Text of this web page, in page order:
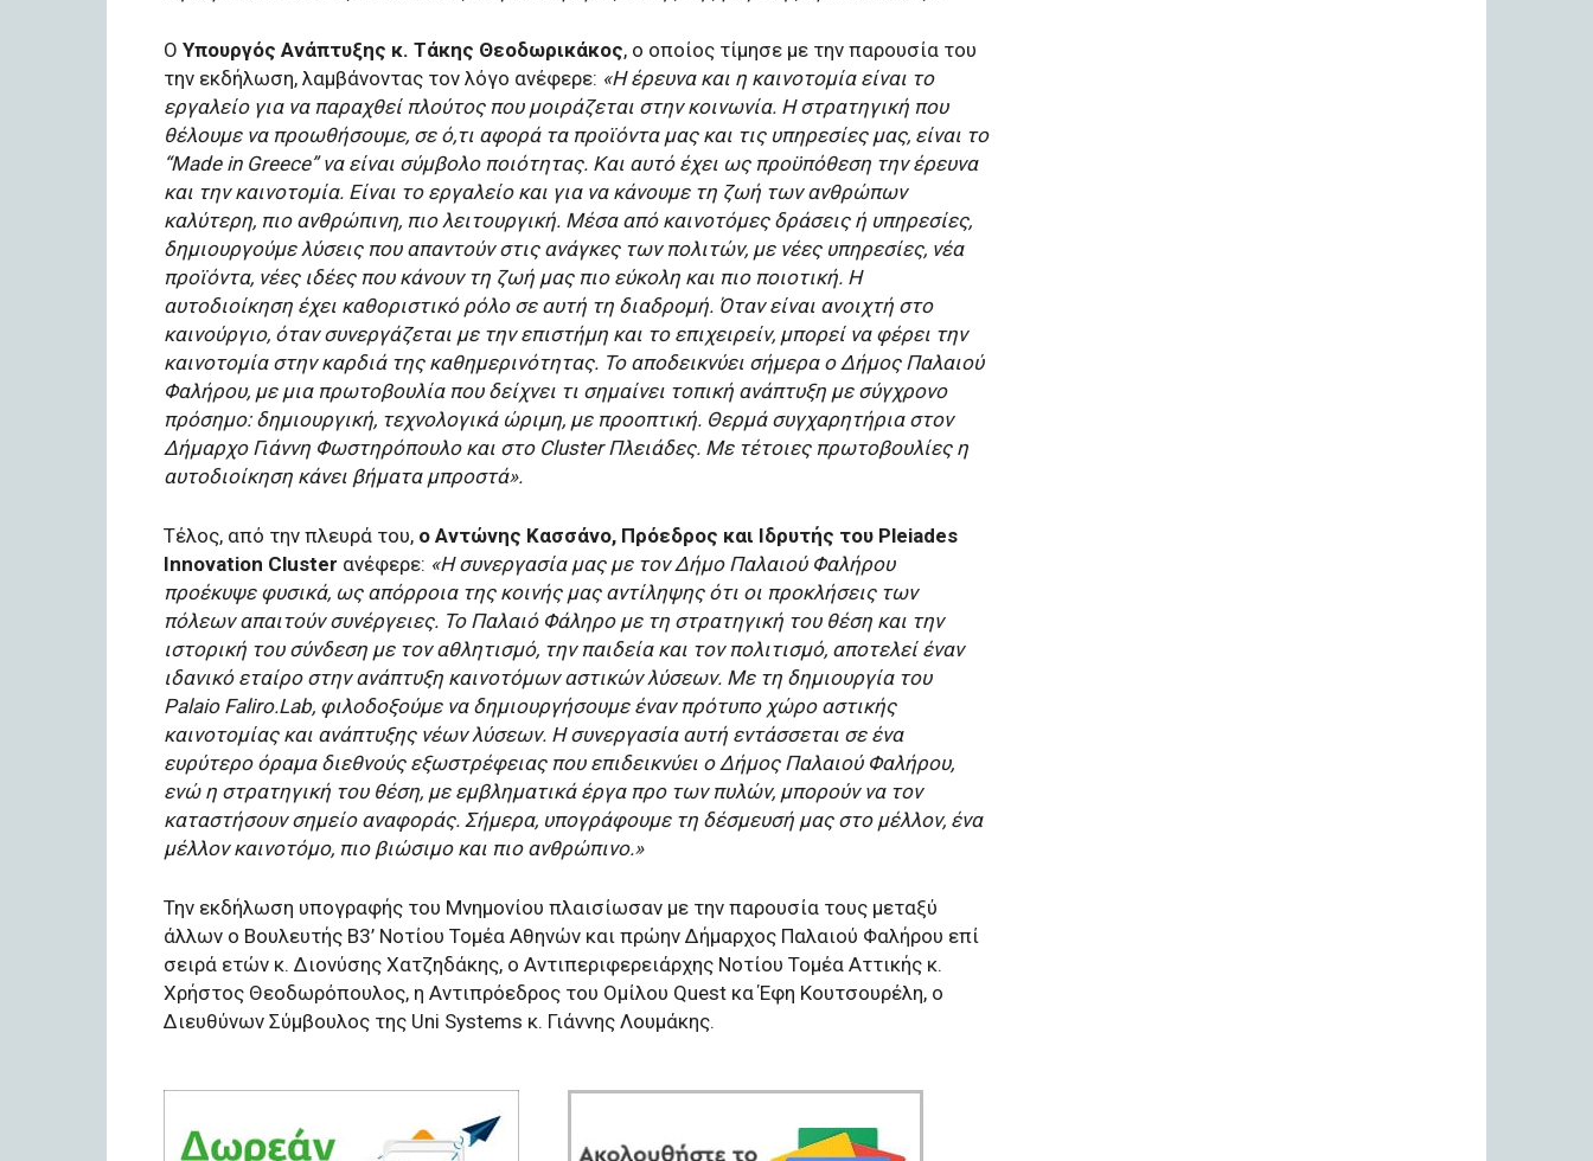
Ο Υπουργός Ανάπτυξης κ. Τάκης Θεοδωρικάκος, ο οποίος τίμησε με την παρουσία του
την εκδήλωση, λαμβάνοντας τον λόγο ανέφερε: «Η έρευνα και η καινοτομία είναι το
εργαλείο για να παραχθεί πλούτος που μοιράζεται στην κοινωνία. Η στρατηγική που
θέλουμε να προωθήσουμε, σε ό,τι αφορά τα προϊόντα μας και τις υπηρεσίες μας, είναι το
“Made in Greece” να είναι σύμβολο ποιότητας. Και αυτό έχει ως προϋπόθεση την έρευνα
και την καινοτομία. Είναι το εργαλείο και για να κάνουμε τη ζωή των ανθρώπων
καλύτερη, πιο ανθρώπινη, πιο λειτουργική. Μέσα από καινοτόμες δράσεις ή υπηρεσίες,
δημιουργούμε λύσεις που απαντούν στις ανάγκες των πολιτών, με νέες υπηρεσίες, νέα
προϊόντα, νέες ιδέες που κάνουν τη ζωή μας πιο εύκολη και πιο ποιοτική. Η
αυτοδιοίκηση έχει καθοριστικό ρόλο σε αυτή τη διαδρομή. Όταν είναι ανοιχτή στο
καινούργιο, όταν συνεργάζεται με την επιστήμη και το επιχειρείν, μπορεί να φέρει την
καινοτομία στην καρδιά της καθημερινότητας. Το αποδεικνύει σήμερα ο Δήμος Παλαιού
Φαλήρου, με μια πρωτοβουλία που δείχνει τι σημαίνει τοπική ανάπτυξη με σύγχρονο
πρόσημο: δημιουργική, τεχνολογικά ώριμη, με προοπτική. Θερμά συγχαρητήρια στον
Δήμαρχο Γιάννη Φωστηρόπουλο και στο Cluster Πλειάδες. Με τέτοιες πρωτοβουλίες η
αυτοδιοίκηση κάνει βήματα μπροστά».
Τέλος, από την πλευρά του, ο Αντώνης Κασσάνο, Πρόεδρος και Ιδρυτής του Pleiades
Innovation Cluster ανέφερε: «Η συνεργασία μας με τον Δήμο Παλαιού Φαλήρου
προέκυψε φυσικά, ως απόρροια της κοινής μας αντίληψης ότι οι προκλήσεις των
πόλεων απαιτούν συνέργειες. Το Παλαιό Φάληρο με τη στρατηγική του θέση και την
ιστορική του σύνδεση με τον αθλητισμό, την παιδεία και τον πολιτισμό, αποτελεί έναν
ιδανικό εταίρο στην ανάπτυξη καινοτόμων αστικών λύσεων. Με τη δημιουργία του
Palaio Faliro.Lab, φιλοδοξούμε να δημιουργήσουμε έναν πρότυπο χώρο αστικής
καινοτομίας και ανάπτυξης νέων λύσεων. Η συνεργασία αυτή εντάσσεται σε ένα
ευρύτερο όραμα διεθνούς εξωστρέφειας που επιδεικνύει ο Δήμος Παλαιού Φαλήρου,
ενώ η στρατηγική του θέση, με εμβληματικά έργα προ των πυλών, μπορούν να τον
καταστήσουν σημείο αναφοράς. Σήμερα, υπογράφουμε τη δέσμευσή μας στο μέλλον, ένα
μέλλον καινοτόμο, πιο βιώσιμο και πιο ανθρώπινο.»
Την εκδήλωση υπογραφής του Μνημονίου πλαισίωσαν με την παρουσία τους μεταξύ
άλλων ο Βουλευτής Β3’ Νοτίου Τομέα Αθηνών και πρώην Δήμαρχος Παλαιού Φαλήρου επί
σειρά ετών κ. Διονύσης Χατζηδάκης, ο Αντιπεριφερειάρχης Νοτίου Τομέα Αττικής κ.
Χρήστος Θεοδωρόπουλος, η Αντιπρόεδρος του Ομίλου Quest κα Έφη Κουτσουρέλη, ο
Διευθύνων Σύμβουλος της Uni Systems κ. Γιάννης Λουμάκης.